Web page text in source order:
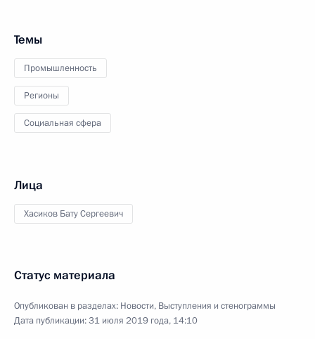
Темы
Промышленность
Регионы
Социальная сфера
Лица
Хасиков Бату Сергеевич
Статус материала
Опубликован в разделах: Новости, Выступления и стенограммы
Дата публикации:31 июля 2019 года, 14:10